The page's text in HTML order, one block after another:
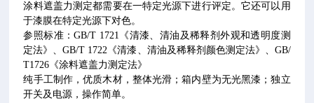
涂料遮盖力测定都需要在一特定光源下进行评定。它还可以用
于漆膜在特定光源下对色。
参照标准：GB/T 1721 《清漆、清油及稀释剂外观和透明度测
定法》、GB/T 1722 《清漆、清油及稀释剂颜色测定法》、 GB/
T1726 《涂料遮盖力测定法》
纯手工制作，优质木材，整体光滑；箱内壁为无光黑漆；独立
开关及电源，操作简单。